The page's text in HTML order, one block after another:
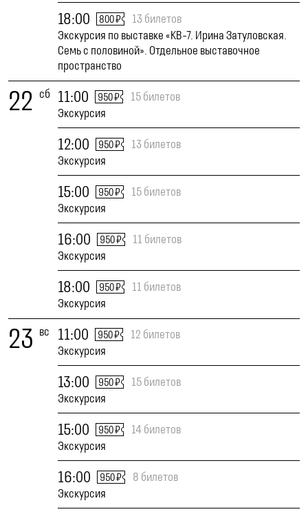
18:00 800 ₽
13 билетов
Экскурсия по выставке «КВ-7. Ирина Затуловская.
Семь с половиной». Отдельное выставочное
пространство
22 сб 11:00 950 ₽
15 билетов
Экскурсия
12:00 950 ₽
13 билетов
Экскурсия
15:00 950 ₽
15 билетов
Экскурсия
16:00 950 ₽
11 билетов
Экскурсия
18:00 950 ₽
11 билетов
Экскурсия
23 вс 11:00 950 ₽
12 билетов
Экскурсия
13:00 950 ₽
15 билетов
Экскурсия
15:00 950 ₽
14 билетов
Экскурсия
16:00 950 ₽
8 билетов
Экскурсия